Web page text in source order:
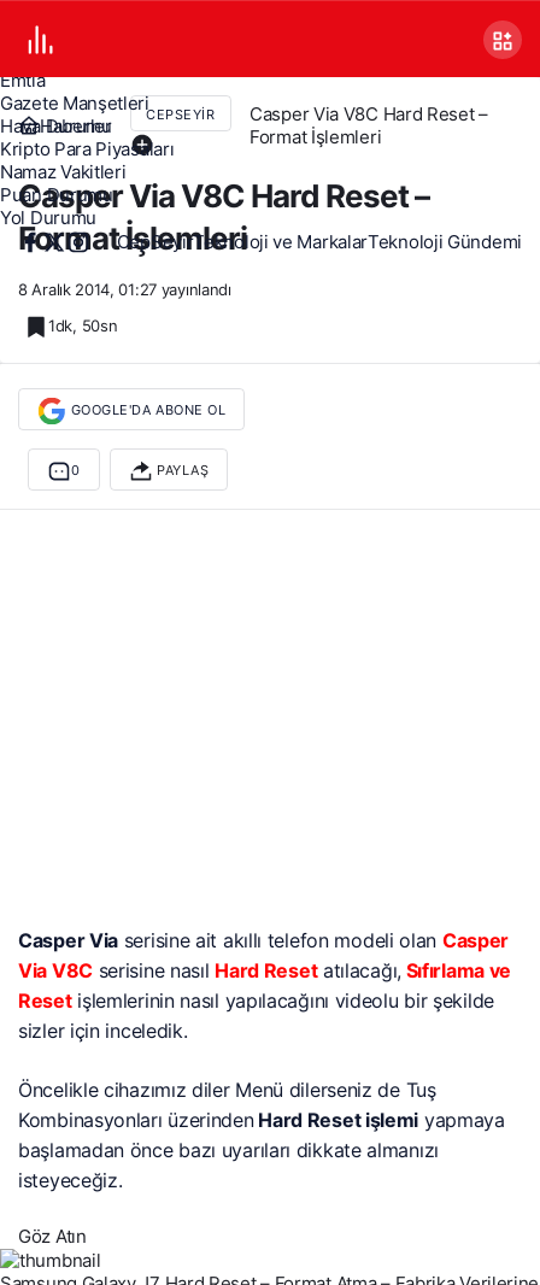
Covid 19
Döviz Kurları
Emtia
Gazete Manşetleri
Hava Durumu
Kripto Para Piyasaları
Namaz Vakitleri
Puan Durumu
Yol Durumu
CepSeyirTeknoloji ve MarkalarTeknoloji Gündemi
Haberler CEPSEYIR
Casper Via V8C Hard Reset –
Format İşlemleri
Casper Via V8C Hard Reset –
Format İşlemleri
8 Aralık 2014, 01:27 yayınlandı
1dk, 50sn
GOOGLE'DA ABONE OL
0 PAYLAŞ
Casper Via serisine ait akıllı telefon modeli olan Casper
Via V8C serisine nasıl Hard Reset atılacağı,Sıfırlama ve
Resetişlemlerinin nasıl yapılacağını videolu bir şekilde
sizler için inceledik.
Öncelikle cihazımız diler Menü dilerseniz de Tuş
Kombinasyonları üzerindenHard Reset işlemi yapmaya
başlamadan önce bazı uyarıları dikkate almanızı
isteyeceğiz.
Göz Atın